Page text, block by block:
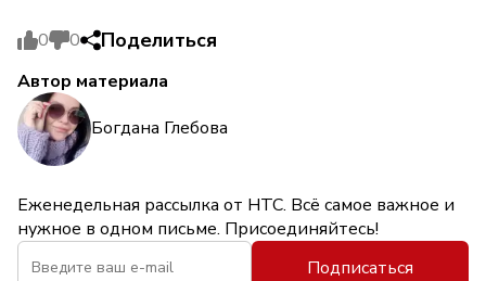
0 0 Поделиться
Автор материала
Богдана Глебова
Еженедельная рассылка от НТС. Всё самое важное и
нужное в одном письме. Присоединяйтесь!
Подписаться